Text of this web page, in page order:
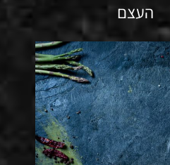
העצם